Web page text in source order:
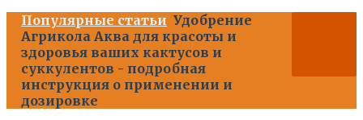
Популярные статьи Удобрение
Агрикола Аква для красоты и
здоровья ваших кактусов и
суккулентов - подробная
инструкция о применении и
дозировке